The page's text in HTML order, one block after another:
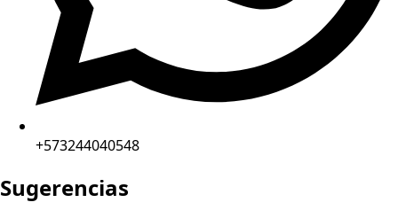
+573244040548
Sugerencias